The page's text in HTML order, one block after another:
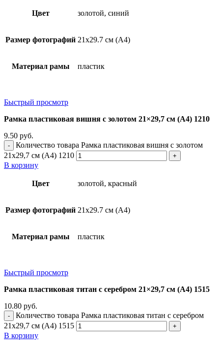
Цвет золотой, синий
Размер фотографий 21х29.7 см (А4)
Материал рамы пластик
Быстрый просмотр
Рамка пластиковая вишня с золотом 21×29,7 см (А4) 1210
9.50 руб.
Количество товара Рамка пластиковая вишня с золотом
21x29,7 см (А4) 1210
В корзину
Цвет золотой, красный
Размер фотографий 21х29.7 см (А4)
Материал рамы пластик
Быстрый просмотр
Рамка пластиковая титан с серебром 21×29,7 см (А4) 1515
10.80 руб.
Количество товара Рамка пластиковая титан с серебром
21x29,7 см (А4) 1515
В корзину